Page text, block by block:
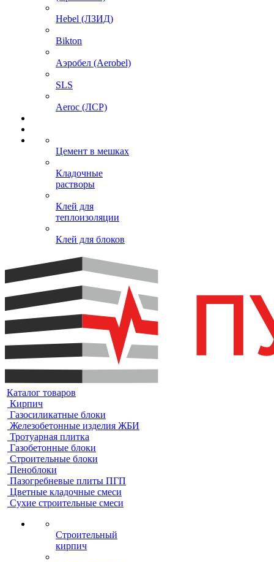
Hebel (ЛЗИД)
Bikton
Аэробел (Aerobel)
SLS
Aeroc (ЛСР)
Цемент в мешках
Кладочные
растворы
Клей для
теплоизоляции
Клей для блоков
Каталог товаров
Кирпич
Газосиликатные блоки
Железобетонные изделия ЖБИ
Тротуарная плитка
Газобетонные блоки
Строительные блоки
Пеноблоки
Пазогребневые плиты ПГП
Цветные кладочные смеси
Сухие строительные смеси
Строительный
кирпич